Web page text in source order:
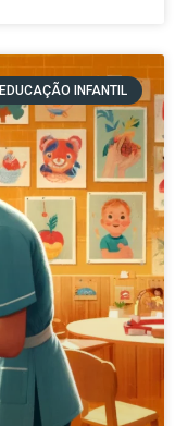
EDUCAÇÃO INFANTIL